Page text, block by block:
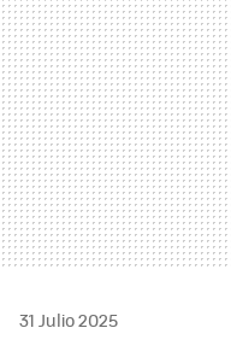
31 Julio 2025